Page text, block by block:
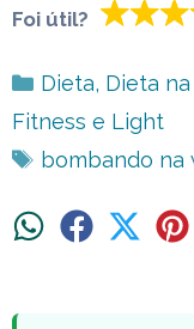
Foi útil?
Categorias
Dieta, Dieta
Fitness e Light
Tags
bombando na
ShareShare Share